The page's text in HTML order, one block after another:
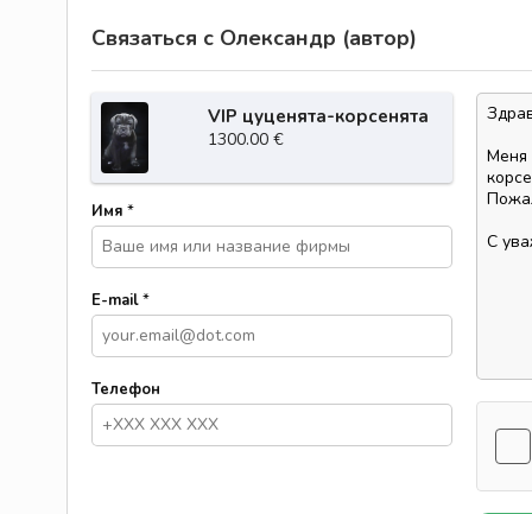
Связаться с Олександр (автор)
VIP цуценята-корсенята
1300.00 €
Имя *
E-mail*
Телефон